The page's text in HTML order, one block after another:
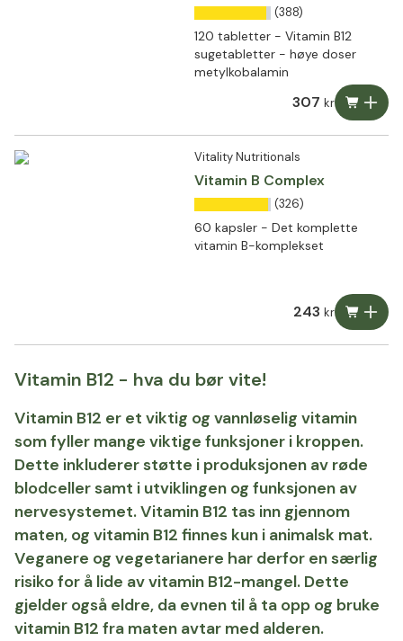
(388)
120 tabletter - Vitamin B12
sugetabletter - høye doser
metylkobalamin
307 kr
Vitality Nutritionals
Vitamin B Complex
(326)
60 kapsler - Det komplette
vitamin B-komplekset
243 kr
Vitamin B12 - hva du bør vite!
Vitamin B12 er et viktig og vannløselig vitamin
som fyller mange viktige funksjoner i kroppen.
Dette inkluderer støtte i produksjonen av røde
blodceller samt i utviklingen og funksjonen av
nervesystemet. Vitamin B12 tas inn gjennom
maten, og vitamin B12 finnes kun i animalsk mat.
Veganere og vegetarianere har derfor en særlig
risiko for å lide av vitamin B12-mangel. Dette
gjelder også eldre, da evnen til å ta opp og bruke
vitamin B12 fra maten avtar med alderen.